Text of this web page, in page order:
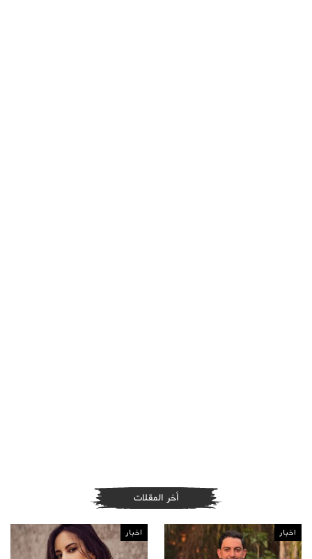
أخر المقلات
اخبار اخبار